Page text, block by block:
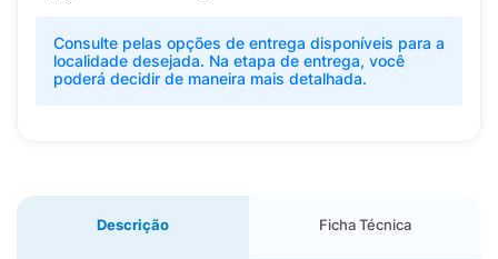
Consulte pelas opções de entrega disponíveis para a
localidade desejada. Na etapa de entrega, você
poderá decidir de maneira mais detalhada.
Descrição Ficha Técnica